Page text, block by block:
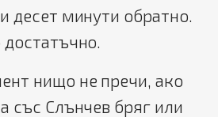
десет минути обратно.
нищо не пречи, ако
със Слънчев бряг или